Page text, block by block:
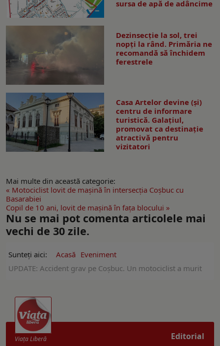
sursa de apă de adâncime
Dezinsecţie la sol, trei
nopţi la rând. Primăria ne
recomandă să închidem
ferestrele
Casa Artelor devine (şi)
centru de informare
turistică. Galaţiul,
promovat ca destinaţie
atractivă pentru
vizitatori
Mai multe din această categorie:
« Motociclist lovit de mașină în intersecția Coșbuc cu
Basarabiei
Copil de 10 ani, lovit de mașină în fața blocului »
Nu se mai pot comenta articolele mai
vechi de 30 zile.
Sunteți aici: Acasă Eveniment
UPDATE: Accident grav pe Coșbuc. Un motociclist a murit
Editorial
Viaţa Liberă